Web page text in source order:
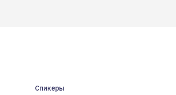
Спикеры